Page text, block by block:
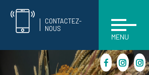
CONTACTEZ-
NOUS
MENU